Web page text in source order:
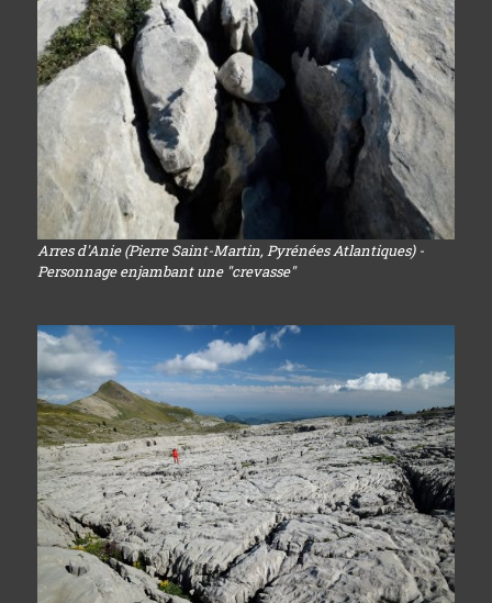
Arres d'Anie (Pierre Saint-Martin, Pyrénées Atlantiques) -
Personnage enjambant une "crevasse"